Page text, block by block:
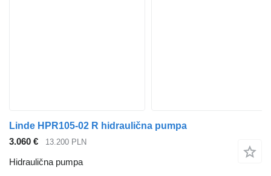
Linde HPR105-02 R hidraulična pumpa
3.060 €
13.200 PLN
Hidraulična pumpa